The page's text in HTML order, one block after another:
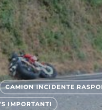
CAMION INCIDENTE
IMPORTANTI